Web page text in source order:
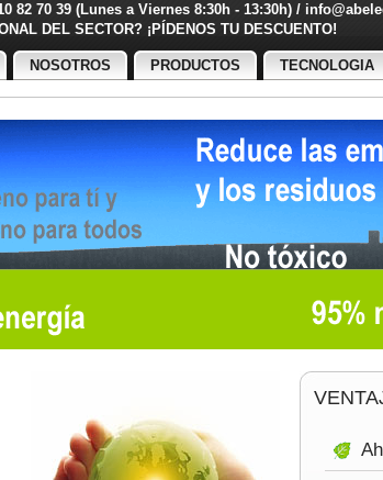
82 70 39 (Lunes a Viernes 8:30h - 13:30h) /
DEL SECTOR? ¡PÍDENOS TU
NOSOTROS PRODUCTOS TECNOLOGIA